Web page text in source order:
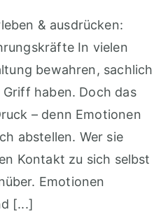
& ausdrücken:
In vielen
bewahren, sachlich
haben. Doch das
– denn Emotionen
abstellen. Wer sie
Kontakt zu sich selbst
Emotionen
[...]